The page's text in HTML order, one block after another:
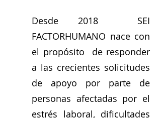
Desde 2018 SEI
FACTORHUMANO nace con
el propósito de responder
a las crecientes solicitudes
de apoyo por parte de
personas afectadas por el
estrés laboral, dificultades